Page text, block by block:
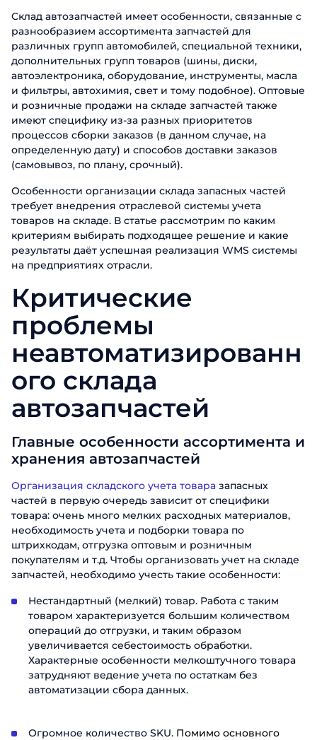
Склад автозапчастей имеет особенности, связанные с
разнообразием ассортимента запчастей для
различных групп автомобилей, специальной техники,
дополнительных групп товаров (шины, диски,
автоэлектроника, оборудование, инструменты, масла
и фильтры, автохимия, свет и тому подобное). Оптовые
и розничные продажи на складе запчастей также
имеют специфику из-за разных приоритетов
процессов сборки заказов (в данном случае, на
определенную дату) и способов доставки заказов
(самовывоз, по плану, срочный).
Особенности организации склада запасных частей
требует внедрения отраслевой системы учета
товаров на складе. В статье рассмотрим по каким
критериям выбирать подходящее решение и какие
результаты даёт успешная реализация WMS системы
на предприятиях отрасли.
Критические
проблемы
неавтоматизированн
ого склада
автозапчастей
Главные особенности ассортимента и
хранения автозапчастей
Организация складского учета товара запасных
частей в первую очередь зависит от специфики
товара: очень много мелких расходных материалов,
необходимость учета и подборки товара по
штрихкодам, отгрузка оптовым и розничным
покупателям и т.д. Чтобы организовать учет на складе
запчастей, необходимо учесть такие особенности:
Нестандартный (мелкий) товар. Работа с таким
товаром характеризуется большим количеством
операций до отгрузки, и таким образом
увеличивается себестоимость обработки.
Характерные особенности мелкоштучного товара
затрудняют ведение учета по остаткам без
автоматизации сбора данных.
Огромное количество SKU. Помимо основного